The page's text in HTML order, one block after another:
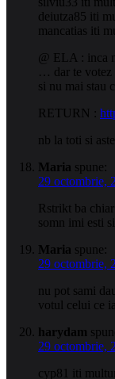
deiutza85 iti
mancatias iti
@ ELA : inca
… dar te votez
si nu mai stau
RETURN :
nb la toti si
Maria spune:
29 octombrie,
Rstrikt ba
somn imi esti
Maria spune:
29 octombrie,
nu pot sami
votul celui ce
harydam
29 octombrie,
cyp81 iti